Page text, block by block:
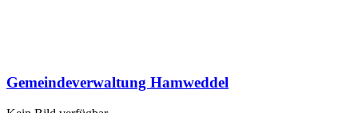
Gemeindeverwaltung Hamweddel